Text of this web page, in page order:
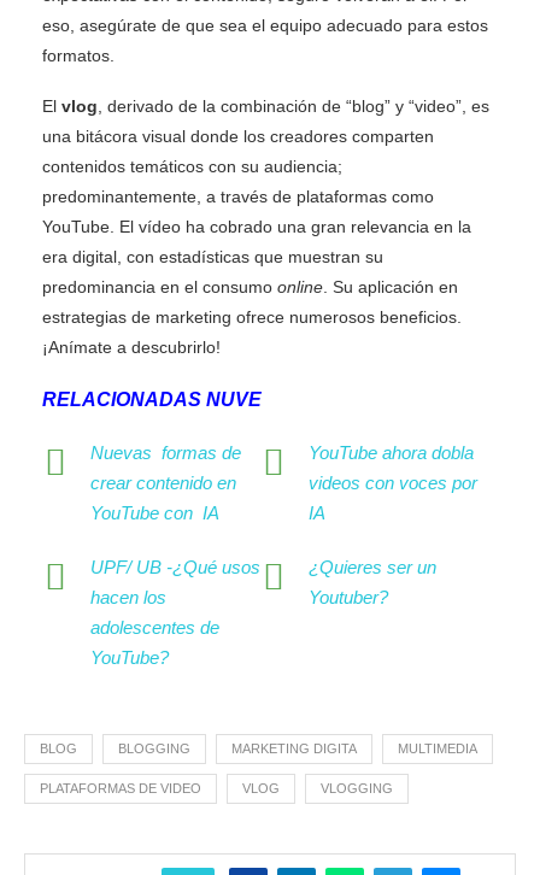
eso, asegúrate de que sea el equipo adecuado para estos
formatos.
El vlog , derivado de la combinación de “blog” y “video”, es
una bitácora visual donde los creadores comparten
contenidos temáticos con su audiencia;
predominantemente, a través de plataformas como
YouTube. El vídeo ha cobrado una gran relevancia en la
era digital, con estadísticas que muestran su
predominancia en el consumo online . Su aplicación en
estrategias de marketing ofrece numerosos beneficios.
¡Anímate a descubrirlo!
RELACIONADAS NUVE
Nuevas formas de
crear contenido en
YouTube con IA
YouTube ahora dobla
videos con voces por
IA
UPF/ UB -¿Qué usos
hacen los
adolescentes de
YouTube?
¿Quieres ser un
Youtuber?
BLOG BLOGGING MARKETING DIGITA MULTIMEDIA
PLATAFORMAS DE VIDEO VLOG VLOGGING